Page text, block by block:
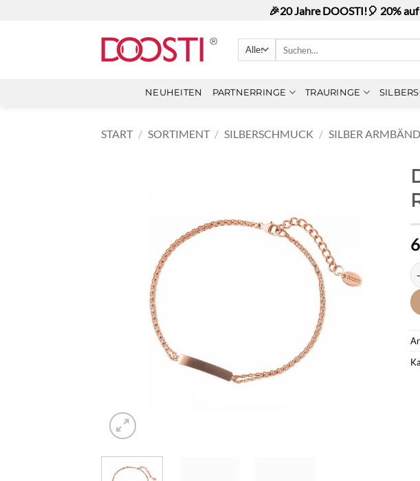
🎉20 Jahre DOOSTI!🎈 20%
NEUHEITEN PARTNERRINGE TRAURINGE
START / SORTIMENT / SILBERSCHMUCK / SILBER